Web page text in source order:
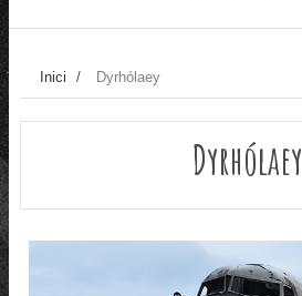
Inici / Dyrhólaey
Dyrhólaey